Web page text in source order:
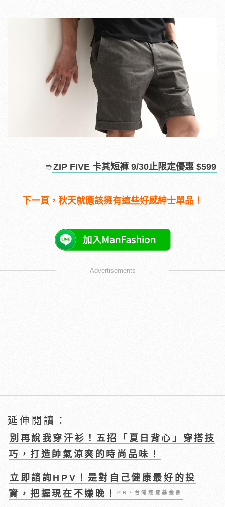
➮ZIP FIVE 卡其短褲 9/30止限定優惠 $599
下一頁，秋天就應該擁有這些好感紳士單品！
Advertisements
延伸閱讀：
別再說我穿汗衫！五招「夏日背心」穿搭技
巧，打造帥氣涼爽的時尚品味！
立即諮詢HPV！是對自己健康最好的投
資，把握現在不嫌晚！PR・台灣癌症基金會